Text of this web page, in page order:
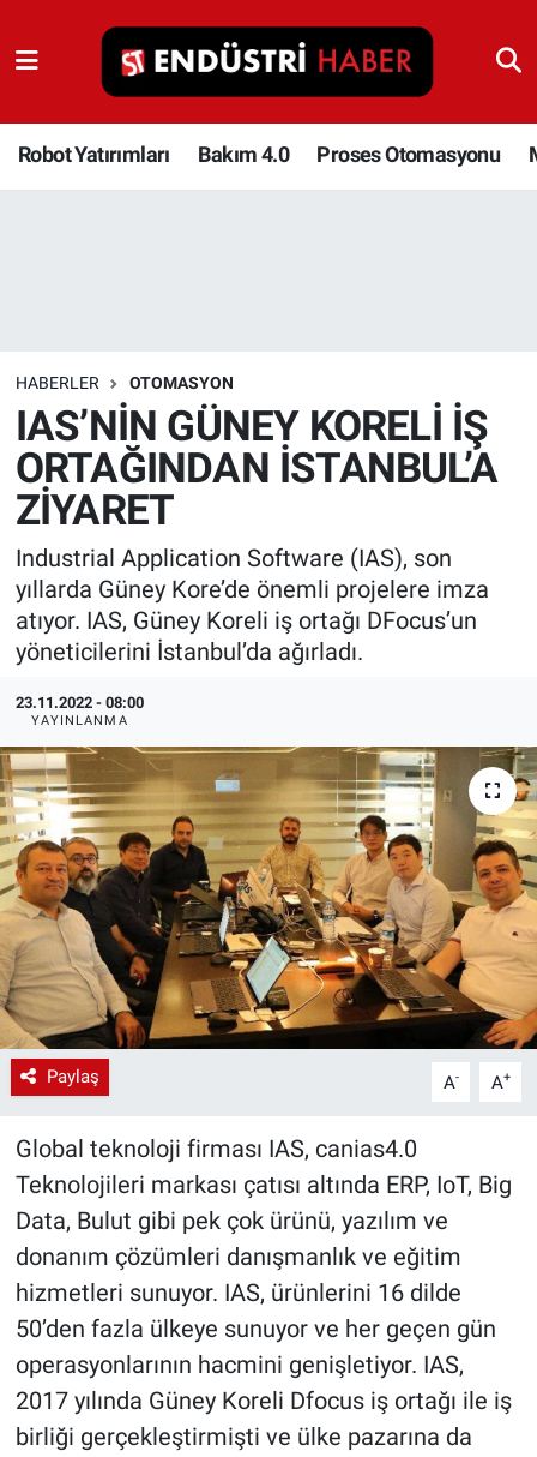
Robot Yatırımları Bakım 4.0 Proses Otomasyonu
HABERLER OTOMASYON
IAS’NİN GÜNEY KORELİ İŞ
ORTAĞINDAN İSTANBUL’A
ZİYARET
Industrial Application Software (IAS), son
yıllarda Güney Kore’de önemli projelere imza
atıyor. IAS, Güney Koreli iş ortağı DFocus’un
yöneticilerini İstanbul’da ağırladı.
23.11.2022 - 08:00
YAYINLANMA
Paylaş A- A+
Global teknoloji firması IAS, canias4.0
Teknolojileri markası çatısı altında ERP, IoT, Big
Data, Bulut gibi pek çok ürünü, yazılım ve
donanım çözümleri danışmanlık ve eğitim
hizmetleri sunuyor. IAS, ürünlerini 16 dilde
50’den fazla ülkeye sunuyor ve her geçen gün
operasyonlarının hacmini genişletiyor. IAS,
2017 yılında Güney Koreli Dfocus iş ortağı ile iş
birliği gerçekleştirmişti ve ülke pazarına da
Robot Yatırımları
Bakım 4.0
Depolama Çözümleri
İnşaat ve Malzeme
HaberOrtak
EndüstriST
Enerjisini Üreten Fabrikalar
Endüstri 4.0 Uygulamaları
Ağır Sanayi Çözümleri